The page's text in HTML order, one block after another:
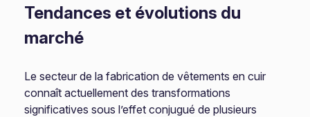
Tendances et évolutions du
marché
Le secteur de la fabrication de vêtements en cuir
connaît actuellement des transformations
significatives sous l’effet conjugué de plusieurs